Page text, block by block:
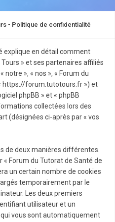
- Politique de confidentialité
explique en détail comment
» et ses partenaires affiliés
notre », « nos », « Forum du
https://forum.tutotours.fr ») et
phpBB » et « phpBB
collectées lors des
(désignées ci-après par « vos
de deux manières différentes.
Forum du Tutorat de Santé de
un certain nombre de cookies
temporairement par le
Les deux premiers
utilisateur et un
vous sont automatiquement